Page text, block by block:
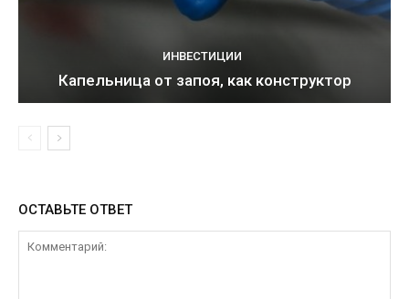
ИНВЕСТИЦИИ
Капельница от запоя, как конструктор
ОСТАВЬТЕ ОТВЕТ